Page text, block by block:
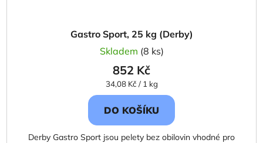
Gastro Sport, 25 kg (Derby)
Skladem (8 ks)
852 Kč
Měrná
cena:
34,08 Kč / 1 kg
DO KOŠÍKU
Derby Gastro Sport jsou pelety bez obilovin vhodné pro